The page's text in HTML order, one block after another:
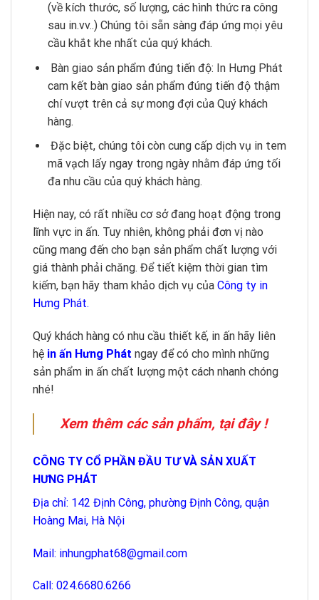
(về kích thước, số lượng, các hình thức ra công
sau in.vv..) Chúng tôi sẵn sàng đáp ứng mọi yêu
cầu khắt khe nhất của quý khách.
Bàn giao sản phẩm đúng tiến độ: In Hưng Phát
cam kết bàn giao sản phẩm đúng tiến độ thậm
chí vượt trên cả sự mong đợi của Quý khách
hàng.
Đặc biệt, chúng tôi còn cung cấp dịch vụ in tem
mã vạch lấy ngay trong ngày nhằm đáp ứng tối
đa nhu cầu của quý khách hàng.
Hiện nay, có rất nhiều cơ sở đang hoạt động trong
lĩnh vực in ấn. Tuy nhiên, không phải đơn vị nào
cũng mang đến cho bạn sản phẩm chất lượng với
giá thành phải chăng. Để tiết kiệm thời gian tìm
kiếm, bạn hãy tham khảo dịch vụ của Công ty in
Hưng Phát.
Quý khách hàng có nhu cầu thiết kế, in ấn hãy liên
hệ in ấn Hưng Phát ngay để có cho mình những
sản phẩm in ấn chất lượng một cách nhanh chóng
nhé!
Xem thêm các sản phẩm, tại đây !
CÔNG TY CỔ PHẦN ĐẦU TƯ VÀ SẢN XUẤT
HƯNG PHÁT
Địa chỉ: 142 Định Công, phường Định Công, quận
Hoàng Mai, Hà Nội
Mail: inhungphat68@gmail.com
Call: 024.6680.6266